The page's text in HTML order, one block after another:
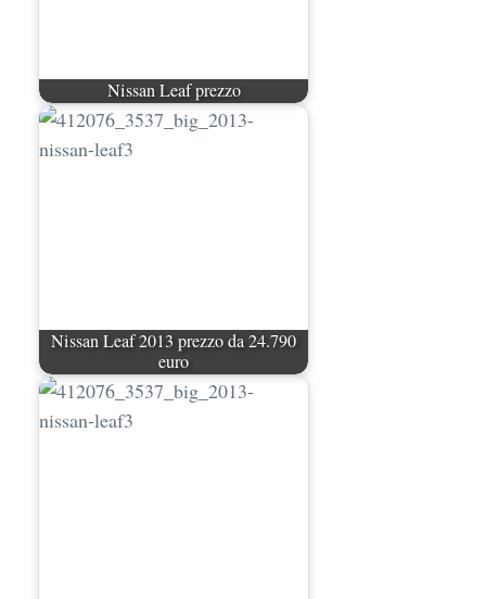
Nissan Leaf prezzo
Nissan Leaf 2013 prezzo da 24.790
euro